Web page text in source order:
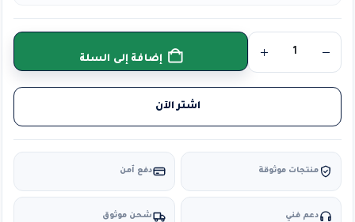
إضافة إلى السلة
اشتر الآن
منتجات موثوقة دفع آمن
دعم فني شحن موثوق